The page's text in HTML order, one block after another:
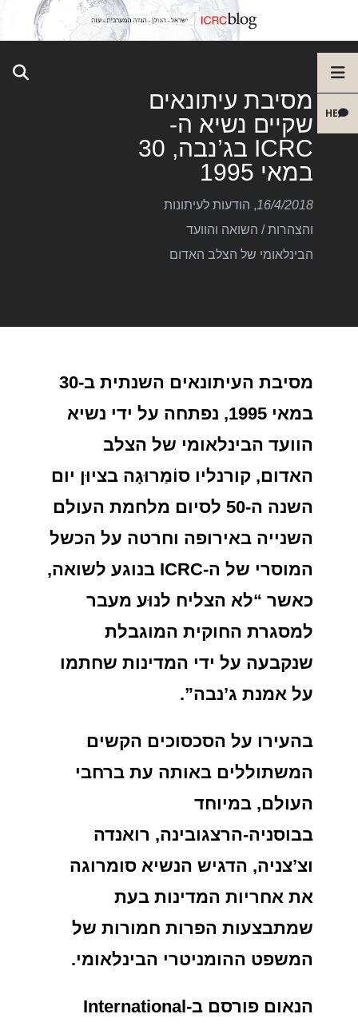
HE
מסיבת עיתונאים
שקיים נשיא ה-
ICRC בג’נבה, 30
במאי 1995
16/4/2018
, הודעות לעיתונות
והצהרות/ השואה והוועד
הבינלאומי של הצלב האדום
מסיבת העיתונאים השנתית ב-30
במאי 1995, נפתחה על ידי נשיא
הוועד הבינלאומי של הצלב
האדום, קורנליו סוֹמַרוּגָה בציוּן יום
השנה ה-50 לסיום מלחמת העולם
השנייה באירופה וחרטה על הכשל
המוסרי של ה-ICRC בנוגע לשואה,
כאשר “לא הצליח לנוּע מעבר
למסגרת החוקית המוגבלת
שנקבעה על ידי המדינות שחתמו
על אמנת ג’נבה”.
בהעירו על הסכסוכים הקשים
המשתוללים באותה עת ברחבי
העולם, במיוחד
בבוסניה-הרצגובינה, רואנדה
וצ’צניה, הדגיש הנשיא סומרוגה
את אחריות המדינות בעת
שמתבצעות הפרות חמורות של
המשפט ההומניטרי הבינלאומי.
הנאום פורסם ב-International